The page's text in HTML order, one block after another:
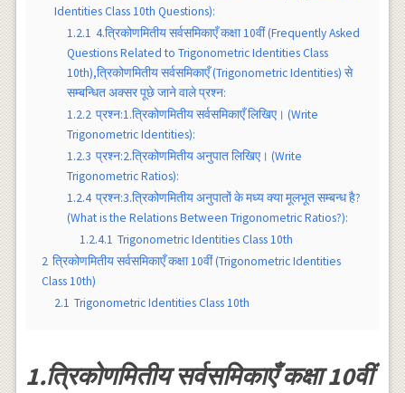
Identities Class 10th Questions):
1.2.1 4.त्रिकोणमितीय सर्वसमिकाएँ कक्षा 10वीं (Frequently Asked
Questions Related to Trigonometric Identities Class
10th),त्रिकोणमितीय सर्वसमिकाएँ (Trigonometric Identities) से
सम्बन्धित अक्सर पूछे जाने वाले प्रश्न:
1.2.2 प्रश्न:1.त्रिकोणमितीय सर्वसमिकाएँ लिखिए। (Write
Trigonometric Identities):
1.2.3 प्रश्न:2.त्रिकोणमितीय अनुपात लिखिए। (Write
Trigonometric Ratios):
1.2.4 प्रश्न:3.त्रिकोणमितीय अनुपातों के मध्य क्या मूलभूत सम्बन्ध है?
(What is the Relations Between Trigonometric Ratios?):
1.2.4.1 Trigonometric Identities Class 10th
2 त्रिकोणमितीय सर्वसमिकाएँ कक्षा 10वीं (Trigonometric Identities
Class 10th)
2.1 Trigonometric Identities Class 10th
1.त्रिकोणमितीय सर्वसमिकाएँ कक्षा 10वीं